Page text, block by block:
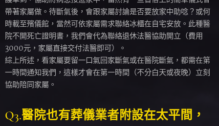
帶著家屬做。待斷氣後，會跟家屬討論是否要放家中助唸？或何
時載至殯儀館，當然可依家屬需求聯絡冰櫃在自宅安放。此種醫
院不開死亡證明書，我們會代為聯絡退休法醫協助開立（費用
3000元，家屬直接交付法醫即可）。
綜上所述，看家屬要留一口氣回家斷氣或在醫院斷氣，都需在第
一時間通知我們，這樣才會在第一時間（不分白天或夜晚）立刻
協助陪同家屬。
Q3.醫院也有葬儀業者附設在太平間，